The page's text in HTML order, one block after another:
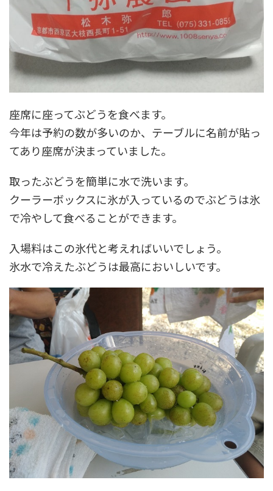
座席に座ってぶどうを食べます。
今年は予約の数が多いのか、テーブルに名前が貼っ
てあり座席が決まっていました。
取ったぶどうを簡単に水で洗います。
クーラーボックスに氷が入っているのでぶどうは氷
で冷やして食べることができます。
入場料はこの氷代と考えればいいでしょう。
氷水で冷えたぶどうは最高においしいです。